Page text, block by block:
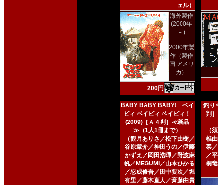
ェル）
海外製作
(2000年
～)
2000年製
作（製作
国 アメリ
カ）
200円
BABY BABY BABY! ベイ
ビィ ベイビィ ベイビィ！
(2009)［Ａ４判］≪新品
≫（1人1冊まで）
（観月ありさ／松下由樹／
谷原章介／神田うの／伊藤
かずえ／岡田浩暉／野波麻
帆／MEGUMI／山本ひかる
／忍成修吾／田中要次／堀
有里／藤木直人／斉藤由貴
釣り
判
（
椎
泰
／
桐